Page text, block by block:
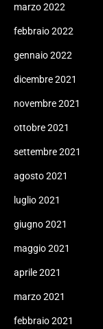
marzo 2022
febbraio 2022
gennaio 2022
dicembre 2021
novembre 2021
ottobre 2021
settembre 2021
agosto 2021
luglio 2021
giugno 2021
maggio 2021
aprile 2021
marzo 2021
febbraio 2021